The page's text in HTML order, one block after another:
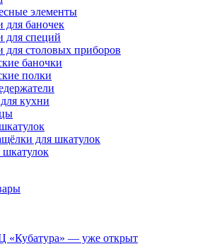
элементы
для баночек
для специй
для столовых приборов
баночки
полки
кухни
для шкатулок